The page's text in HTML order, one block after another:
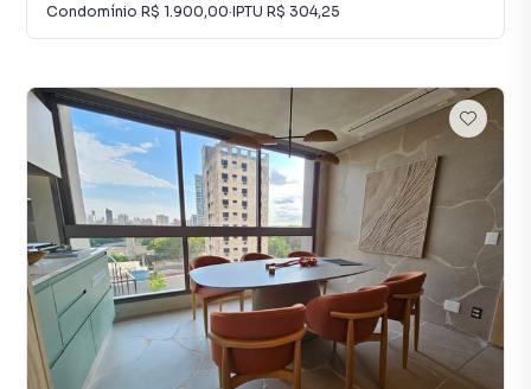
Condomínio R$ 1.900,00·IPTU R$ 304,25